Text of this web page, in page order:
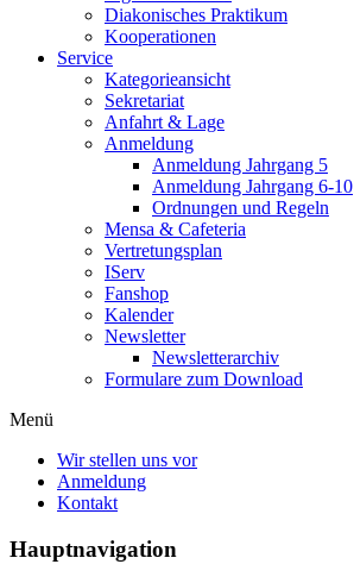
Diakonisches Praktikum
Kooperationen
Service
Kategorieansicht
Sekretariat
Anfahrt & Lage
Anmeldung
Anmeldung Jahrgang 5
Anmeldung Jahrgang 6-10
Ordnungen und Regeln
Mensa & Cafeteria
Vertretungsplan
IServ
Fanshop
Kalender
Newsletter
Newsletterarchiv
Formulare zum Download
Menü
Wir stellen uns vor
Anmeldung
Kontakt
Hauptnavigation